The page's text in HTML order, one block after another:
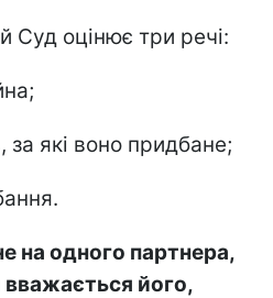
Суд оцінює три речі:
які воно придбане;
на одного партнера,
його,